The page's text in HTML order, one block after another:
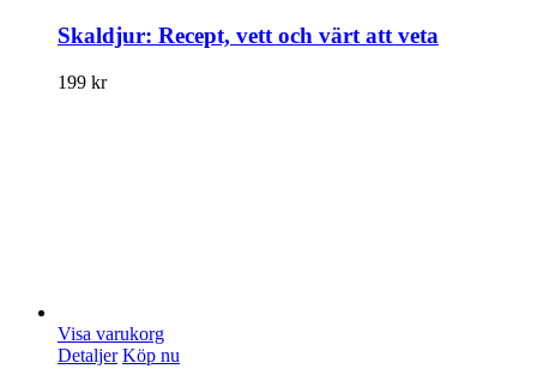
Skaldjur: Recept, vett och värt att veta
199 kr
Visa varukorg
Detaljer Köp nu